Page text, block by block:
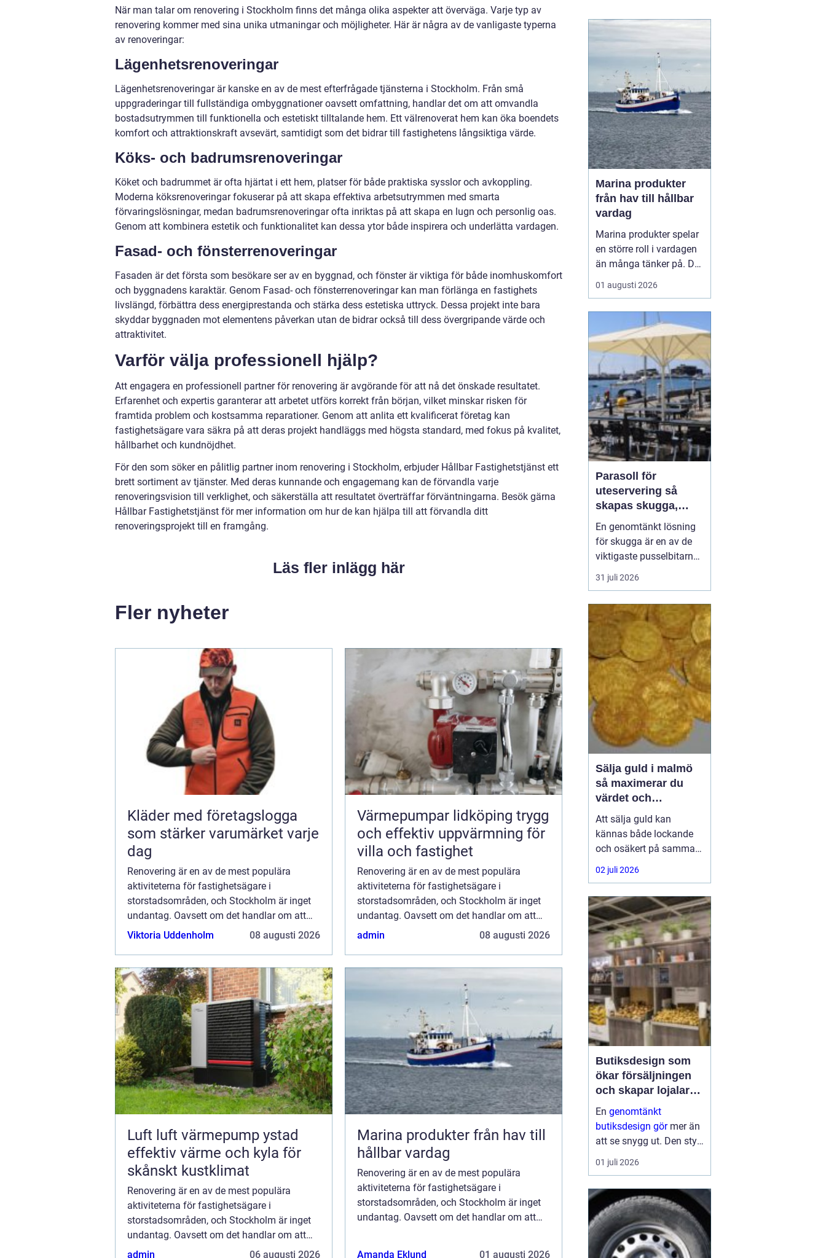
När man talar om renovering i Stockholm finns det många olika aspekter att överväga. Varje typ av
renovering kommer med sina unika utmaningar och möjligheter. Här är några av de vanligaste typerna
av renoveringar:
Lägenhetsrenoveringar
Lägenhetsrenoveringar är kanske en av de mest efterfrågade tjänsterna i Stockholm. Från små
uppgraderingar till fullständiga ombyggnationer oavsett omfattning, handlar det om att omvandla
bostadsutrymmen till funktionella och estetiskt tilltalande hem. Ett välrenoverat hem kan öka boendets
komfort och attraktionskraft avsevärt, samtidigt som det bidrar till fastighetens långsiktiga värde.
Köks- och badrumsrenoveringar
Köket och badrummet är ofta hjärtat i ett hem, platser för både praktiska sysslor och avkoppling.
Moderna köksrenoveringar fokuserar på att skapa effektiva arbetsutrymmen med smarta
förvaringslösningar, medan badrumsrenoveringar ofta inriktas på att skapa en lugn och personlig oas.
Genom att kombinera estetik och funktionalitet kan dessa ytor både inspirera och underlätta vardagen.
Fasad- och fönsterrenoveringar
Fasaden är det första som besökare ser av en byggnad, och fönster är viktiga för både inomhuskomfort
och byggnadens karaktär. Genom Fasad- och fönsterrenoveringar kan man förlänga en fastighets
livslängd, förbättra dess energiprestanda och stärka dess estetiska uttryck. Dessa projekt inte bara
skyddar byggnaden mot elementens påverkan utan de bidrar också till dess övergripande värde och
attraktivitet.
Varför välja professionell hjälp?
Att engagera en professionell partner för renovering är avgörande för att nå det önskade resultatet.
Erfarenhet och expertis garanterar att arbetet utförs korrekt från början, vilket minskar risken för
framtida problem och kostsamma reparationer. Genom att anlita ett kvalificerat företag kan
fastighetsägare vara säkra på att deras projekt handläggs med högsta standard, med fokus på kvalitet,
hållbarhet och kundnöjdhet.
För den som söker en pålitlig partner inom renovering i Stockholm, erbjuder Hållbar Fastighetstjänst ett
brett sortiment av tjänster. Med deras kunnande och engagemang kan de förvandla varje
renoveringsvision till verklighet, och säkerställa att resultatet överträffar förväntningarna. Besök gärna
Hållbar Fastighetstjänst för mer information om hur de kan hjälpa till att förvandla ditt
renoveringsprojekt till en framgång.
Läs fler inlägg här
Fler nyheter
Kläder med företagslogga
som stärker varumärket varje
dag
Renovering är en av de mest populära
aktiviteterna för fastighetsägare i
storstadsområden, och Stockholm är inget
undantag. Oavsett om det handlar om att
fräscha upp ett gammalt kök, förnya ett
Viktoria Uddenholm 08 augusti 2026
Värmepumpar lidköping trygg
och effektiv uppvärmning för
villa och fastighet
Renovering är en av de mest populära
aktiviteterna för fastighetsägare i
storstadsområden, och Stockholm är inget
undantag. Oavsett om det handlar om att
fräscha upp ett gammalt kök, förnya ett
admin 08 augusti 2026
Luft luft värmepump ystad
effektiv värme och kyla för
skånskt kustklimat
Renovering är en av de mest populära
aktiviteterna för fastighetsägare i
storstadsområden, och Stockholm är inget
undantag. Oavsett om det handlar om att
fräscha upp ett gammalt kök, förnya ett
admin 06 augusti 2026
Marina produkter från hav till
hållbar vardag
Renovering är en av de mest populära
aktiviteterna för fastighetsägare i
storstadsområden, och Stockholm är inget
undantag. Oavsett om det handlar om att
Amanda Eklund 01 augusti 2026
skånehem. Många
söker en lösning som
klarar fuktiga höstar,
blåsiga vintrar och
varma sommardagar
utan att...
Marina produkter
från hav till hållbar
vardag
Marina produkter spelar
en större roll i vardagen
än många tänker på. De
syns inte bara på
tallriken som fisk och
hudvård, kosttillskott,
textilier och till och med
som byggmaterial. När
fler vill leva mer hållbart
hamnar havet...
01 augusti 2026
Parasoll för
uteservering så
skapas skugga,
komfort och
lönsamma platser
En genomtänkt lösning
för skugga är en av de
viktigaste pusselbitarna
på en uteservering. Rätt
parasoller gör
attraktiva, förlänger
säsongen och skyddar
både gäster och möbler.
Samtidigt påverkar de
upplevelsen av
varumärket och hur...
31 juli 2026
Sälja guld i malmö
så maximerar du
värdet och
tryggheten
Att sälja guld kan
kännas både lockande
och osäkert på samma
gång. Många har ärvda
smycken, gamla
eller trasiga kedjor som
bara ligger i en låda.
Frågan blir då: hur gör
man en trygg, enkel och
lönsam affär när man
vill
02 juli 2026
Butiksdesign som
ökar försäljningen
och skapar lojalare
kunder
En genomtänkt
butiksdesign görmer än
att se snygg ut. Den styr
kundens väg genom
lokalen, påverkar vilka
korgen och avgör hur
ofta kunden kommer
tillbaka. När hyllor,
fruktbord, brödsk...
01 juli 2026